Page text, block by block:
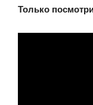
Только